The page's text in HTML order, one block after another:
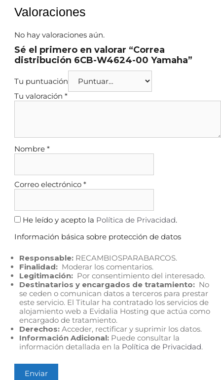
Valoraciones
No hay valoraciones aún.
Sé el primero en valorar “Correa
distribución 6CB-W4624-00 Yamaha”
Tu puntuación
Tu valoración *
Nombre *
Correo electrónico *
He leído y acepto la Política de Privacidad.
Información básica sobre protección de datos
Responsable: RECAMBIOSPARABARCOS.
Finalidad: Moderar los comentarios.
Legitimación: Por consentimiento del interesado.
Destinatarios y encargados de tratamiento: No
se ceden o comunican datos a terceros para prestar
este servicio. El Titular ha contratado los servicios de
alojamiento web a Evidalia Hosting que actúa como
encargado de tratamiento.
Derechos: Acceder, rectificar y suprimir los datos.
Información Adicional: Puede consultar la
información detallada en la Política de Privacidad.